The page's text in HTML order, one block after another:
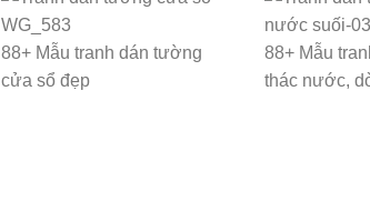
88+ Mẫu tranh dán tường
cửa sổ đẹp
88+ Mẫu
thác nước,